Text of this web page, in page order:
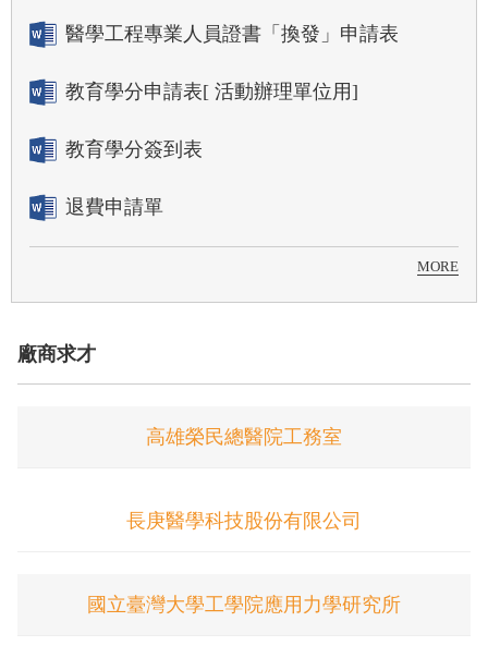
醫學工程專業人員證書「換發」申請表
教育學分申請表[ 活動辦理單位用]
教育學分簽到表
退費申請單
MORE
廠商求才
高雄榮民總醫院工務室
長庚醫學科技股份有限公司
國立臺灣大學工學院應用力學研究所